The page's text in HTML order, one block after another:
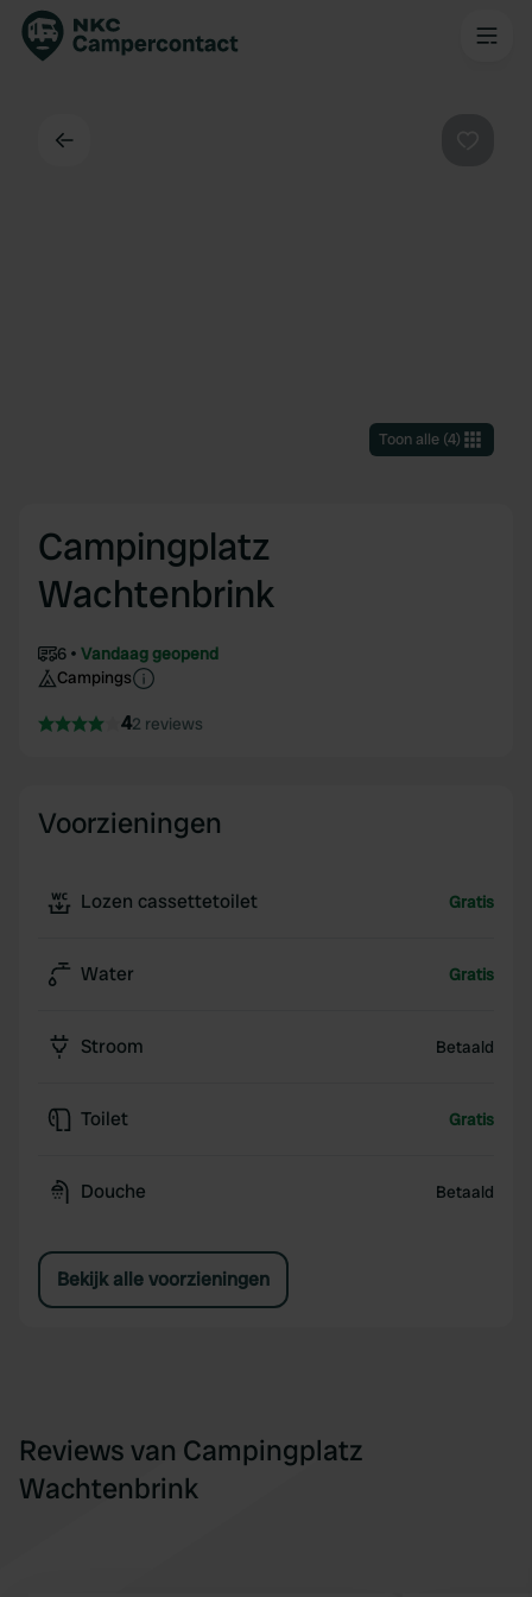
Toon alle(4)
Campingplatz
Wachtenbrink
6
Vandaag geopend
Campings
42 reviews
Voorzieningen
Lozen cassettetoilet Gratis
Water Gratis
Stroom Betaald
Toilet Gratis
Douche Betaald
Bekijk alle voorzieningen
Reviews van Campingplatz
Wachtenbrink